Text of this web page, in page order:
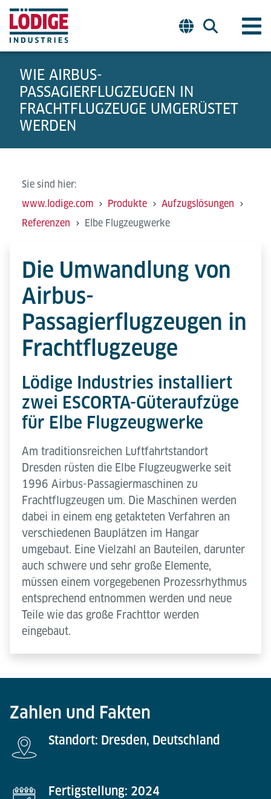
WIE AIRBUS-
PASSAGIERFLUGZEUGEN IN
FRACHTFLUGZEUGE UMGERÜSTET
WERDEN
Sie sind hier:
www.lodige.com
Produkte
Aufzugslösungen
Referenzen
Elbe Flugzeugwerke
Die Umwandlung von
Airbus-
Passagierflugzeugen in
Frachtflugzeuge
Lödige Industries installiert
zwei ESCORTA-Güteraufzüge
für Elbe Flugzeugwerke
Am traditionsreichen Luftfahrtstandort
Dresden rüsten die Elbe Flugzeugwerke seit
1996 Airbus-Passagiermaschinen zu
Frachtflugzeugen um. Die Maschinen werden
dabei in einem eng getakteten Verfahren an
verschiedenen Bauplätzen im Hangar
umgebaut. Eine Vielzahl an Bauteilen, darunter
auch schwere und sehr große Elemente,
müssen einem vorgegebenen Prozessrhythmus
entsprechend entnommen werden und neue
Teile wie das große Frachttor werden
eingebaut.
Zahlen und Fakten
Standort: Dresden, Deutschland
Fertigstellung: 2024